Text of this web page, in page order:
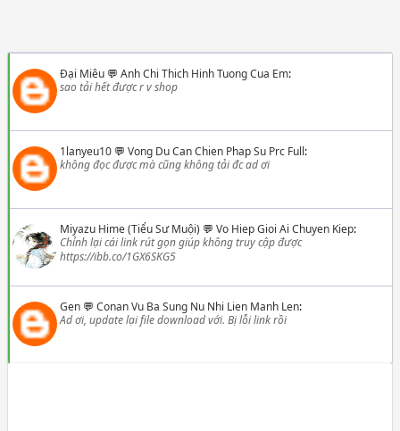
Đại Miêu💬 Anh Chi Thich Hinh Tuong Cua Em:
sao tải hết được r v shop
1lanyeu10💬 Vong Du Can Chien Phap Su Prc Full:
không đọc được mà cũng không tải đc ad ơi
Miyazu Hime (Tiểu Sư Muội) 💬 Vo Hiep Gioi Ai Chuyen Kiep:
Chỉnh lại cái link rút gọn giúp không truy cập được
https://ibb.co/1GX6SKG5
Gen💬 Conan Vu Ba Sung Nu Nhi Lien Manh Len:
Ad ơi, update lại file download với. Bị lỗi link rồi